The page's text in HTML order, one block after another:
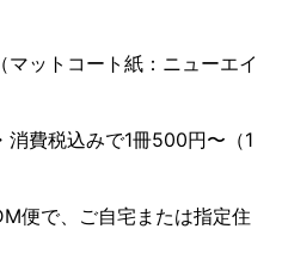
ート紙：ニューエイ
込みで1冊500円〜（1
、ご自宅または指定住